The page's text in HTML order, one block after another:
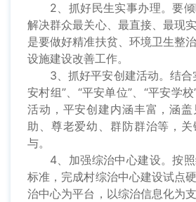
2、抓好民生实事办理。要
解决群众最关心、最直接、最现
是要做好精准扶贫、环境卫生整
设施建设改善工作。
3、抓好平安创建活动。结合
安村组”、“平安单位”、“平安学
活动，平安创建内涵丰富，涵
助、尊老爱幼、群防群治等，
与。
4、加强综治中心建设。按
标准，完成村综治中心建设试点
治中心为平台，以综治信息化为